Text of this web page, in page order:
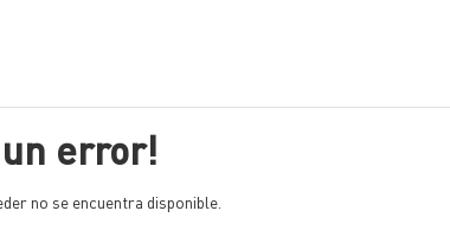
error!
no se encuentra disponible.